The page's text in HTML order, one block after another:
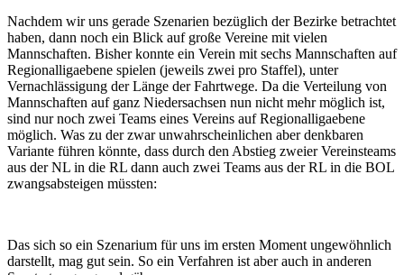
Nachdem wir uns gerade Szenarien bezüglich der Bezirke betrachtet
haben, dann noch ein Blick auf große Vereine mit vielen
Mannschaften. Bisher konnte ein Verein mit sechs Mannschaften auf
Regionalligaebene spielen (jeweils zwei pro Staffel), unter
Vernachlässigung der Länge der Fahrtwege. Da die Verteilung von
Mannschaften auf ganz Niedersachsen nun nicht mehr möglich ist,
sind nur noch zwei Teams eines Vereins auf Regionalligaebene
möglich. Was zu der zwar unwahrscheinlichen aber denkbaren
Variante führen könnte, dass durch den Abstieg zweier Vereinsteams
aus der NL in die RL dann auch zwei Teams aus der RL in die BOL
zwangsabsteigen müssten:
Das sich so ein Szenarium für uns im ersten Moment ungewöhnlich
darstellt, mag gut sein. So ein Verfahren ist aber auch in anderen